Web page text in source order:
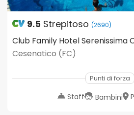
9.5 Strepitoso (2690)
Club Family Hotel Serenissima
Cesenatico (FC)
Punti di forza
Staff Bambini